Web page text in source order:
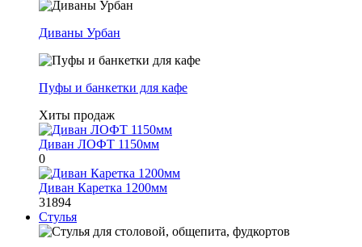
Диваны Урбан
Пуфы и банкетки для кафе
Хиты продаж
Диван ЛОФТ 1150мм
0
Диван Каретка 1200мм
31894
Стулья